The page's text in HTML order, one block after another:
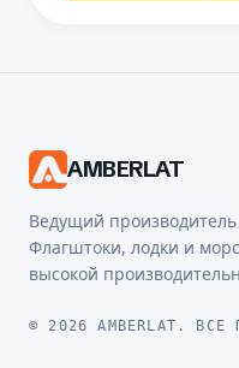
AMBERLAT
Ведущий производитель
Флагштоки, лодки и
высокой
© 2026 AMBERLAT. ВСЕ